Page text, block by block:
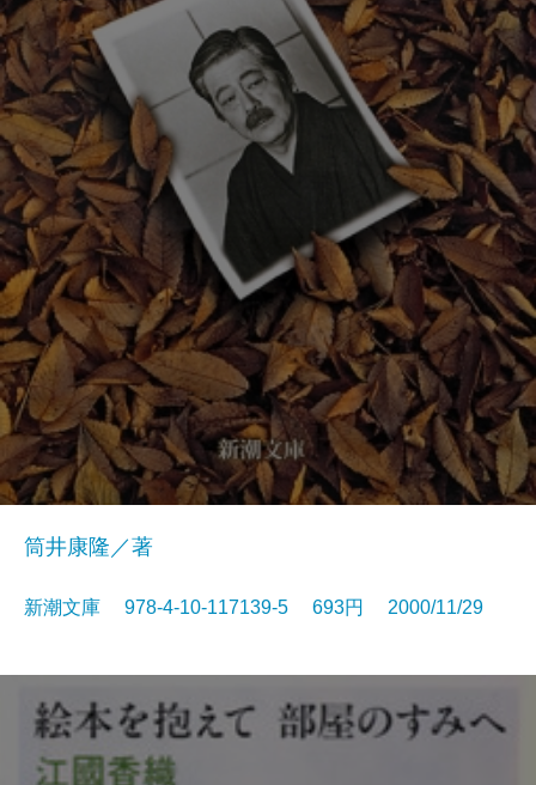
筒井康隆／著
新潮文庫 978-4-10-117139-5 693円 2000/11/29